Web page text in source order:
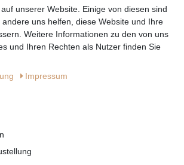
Datenschutzerklärung
unserer Website. Einige von diesen sind
uns helfen, diese Website und Ihre
Weitere Informationen zu den von uns
und Ihren Rechten als Nutzer finden Sie
Impressum